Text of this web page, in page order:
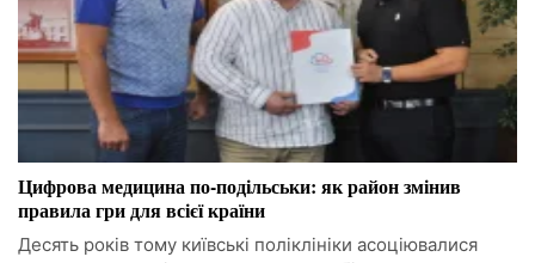
Цифрова медицина по-подільськи: як район змінив
правила гри для всієї країни
Десять років тому київські поліклініки асоціювалися